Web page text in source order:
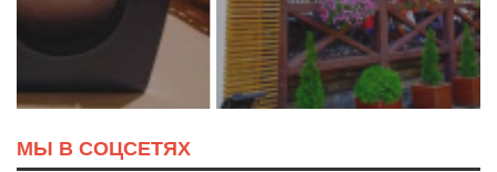
МЫ В СОЦСЕТЯХ